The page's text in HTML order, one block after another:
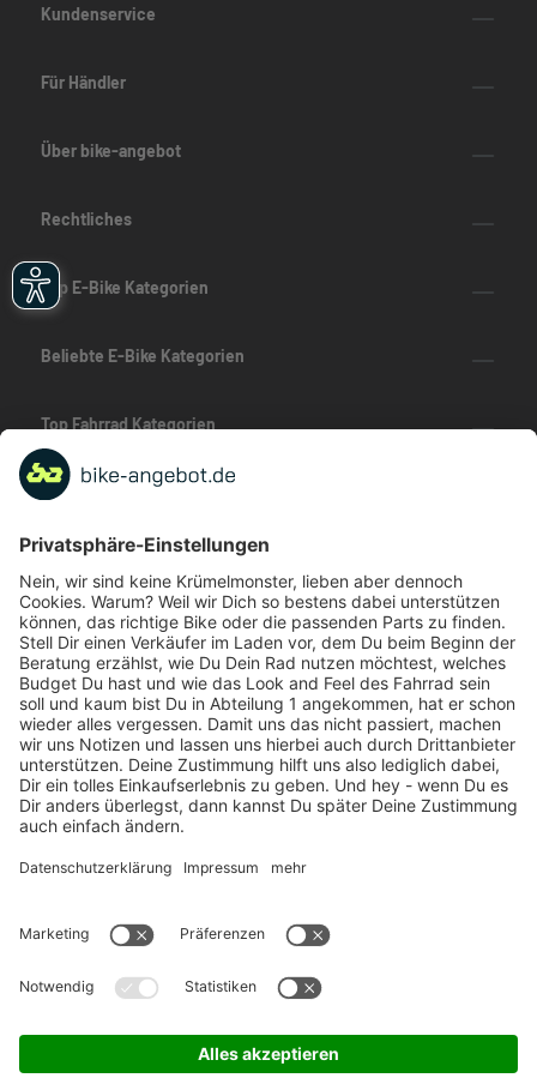
Kundenservice
Für Händler
Über bike-angebot
Rechtliches
Top E-Bike Kategorien
Beliebte E-Bike Kategorien
Top Fahrrad Kategorien
Beliebte Fahrrad-Kategorien
Marken-Highlights
TOP-Marken
ZAHLUNGSARTEN / RATENKAUF
FÜR ARBEITGEBER & ARBEITNEHMER